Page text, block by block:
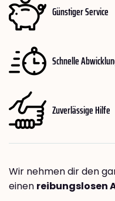
Günstiger Service
Schnelle
Zuverlässige Hilfe
Wir nehmen dir den
einen reibungslosen